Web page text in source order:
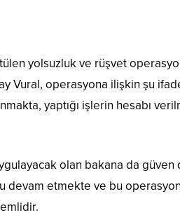
yolsuzluk ve rüşvet
Vural, operasyona ilişkin şu
yaptığı işlerin hesabı
olan bakana da güven
devam etmekte ve bu